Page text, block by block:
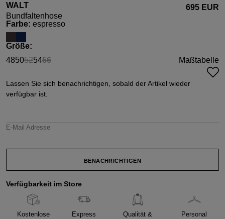
WALT
Bundfaltenhose
695 EUR
Farbeauswählen
: espresso
Größeauswählen
:
485052
(Diese Option ist zurzeit nicht verfügbar.)
5456
(Diese Option ist zurzeit nicht verfügbar.)
Maßtabelle
Lassen Sie sich benachrichtigen, sobald der Artikel wieder
verfügbar ist.
E-Mail Adresse
BENACHRICHTIGEN
Verfügbarkeit im Store
Kostenlose
Express
Qualität &
Personal